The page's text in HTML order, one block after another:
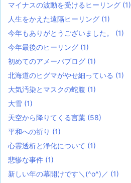
マイナスの波動を受けるヒーリング (1)
人生をかえた遠隔ヒーリング (1)
今年もありがとうございました。 (1)
今年最後のヒーリング (1)
初めてのアメーバブログ (1)
北海道のヒグマがやせ細っている (1)
大気汚染とマスクの蛇腹 (1)
大雪 (1)
天空から降りてくる言葉 (58)
平和への祈り (1)
心霊透析と浄化について (1)
悲惨な事件 (1)
新しい年の幕開けです＼(^o^)／ (1)